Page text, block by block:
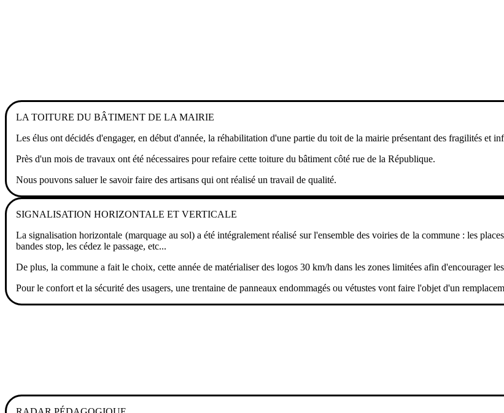
LA TOITURE DU BÂTIMENT DE LA MAIRIE
Les élus ont décidés d'engager, en début d'année, la réhabilitation d'une partie du toit de la mairie présentant des fragilités et
Près d'un mois de travaux ont été nécessaires pour refaire cette toiture du bâtiment côté rue de la République.
Nous pouvons saluer le savoir faire des artisans qui ont réalisé un travail de qualité.
SIGNALISATION HORIZONTALE ET VERTICALE
La signalisation horizontale (marquage au sol) a été intégralement réalisé sur l'ensemble des voiries de la commune : les
bandes stop, les cédez le passage, etc...
De plus, la commune a fait le choix, cette année de matérialiser des logos 30 km/h dans les zones limitées afin d'encourager
Pour le confort et la sécurité des usagers, une trentaine de panneaux endommagés ou vétustes vont faire l'objet d'un